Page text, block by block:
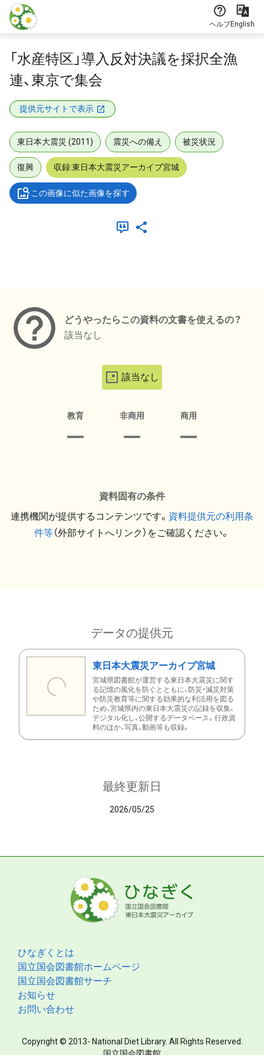
本文に飛ぶ
ヘルプEnglish
「水産特区」導入反対決議を採択全漁
連、東京で集会
提供元サイトで表示
東日本大震災 (2011) 震災への備え 被災状況
復興 収録:東日本大震災アーカイブ宮城
この画像に似た画像を探す
どうやったらこの資料の文書を使えるの？
該当なし
該当なし
教育 非商用 商用
資料固有の条件
連携機関が提供するコンテンツです。 資料提供元の利用条
件等（外部サイトへリンク）をご確認ください。
データの提供元
東日本大震災アーカイブ宮城
宮城県図書館が運営する東日本大震災に関す
る記憶の風化を防ぐとともに、防災・減災対策
や防災教育等に関する効果的な利活用を図る
ため、宮城県内の東日本大震災の記録を収集、
デジタル化し、公開するデータベース。行政資
料のほか、写真、動画等も収録。
最終更新日
2026/05/25
ひなぎくとは
国立国会図書館ホームページ
国立国会図書館サーチ
お知らせ
お問い合わせ
Copyright © 2013- National Diet Library. All Rights Reserved.